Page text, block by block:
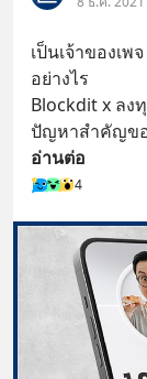
เป็นเจ้าของเ
อย่างไร
Blockdit x ลง
ปัญหาสำคัญขอ
อ่านต่อ
4